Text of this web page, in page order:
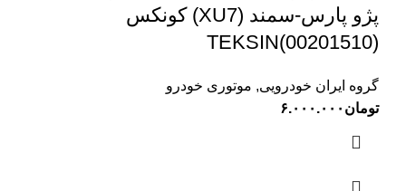
پژو پارس-سمند (XU7) کونکس
TEKSIN(00201510)
گروه ایران خودرویی, موتوری خودرو
تومان ۶.۰۰۰.۰۰۰